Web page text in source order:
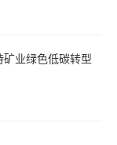
业绿色低碳转型